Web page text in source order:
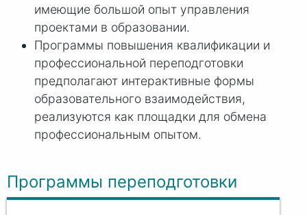
имеющие большой опыт управления
проектами в образовании.
Программы повышения квалификации и
профессиональной переподготовки
предполагают интерактивные формы
образовательного взаимодействия,
реализуются как площадки для обмена
профессиональным опытом.
Программы переподготовки